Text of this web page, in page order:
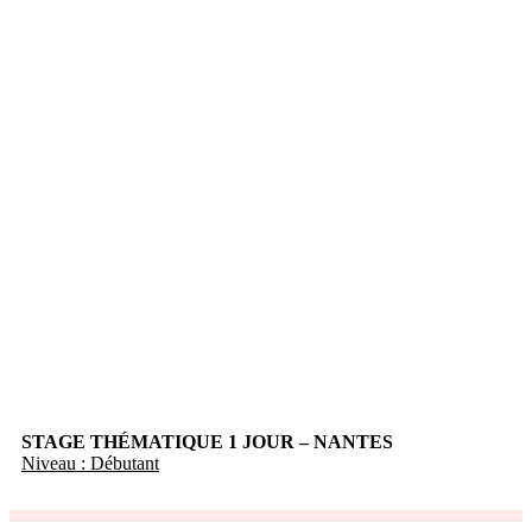
STAGE THÉMATIQUE 1 JOUR – NANTES
Niveau : Débutant